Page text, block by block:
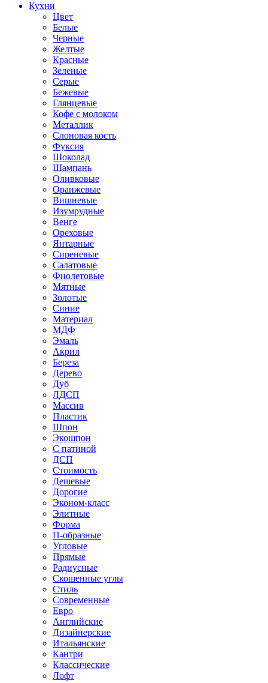
Кухни
Цвет
Белые
Черные
Желтые
Красные
Зеленые
Серые
Бежевые
Глянцевые
Кофе с молоком
Металлик
Слоновая кость
Фуксия
Шоколад
Шампань
Оливковые
Оранжевые
Вишневые
Изумрудные
Венге
Ореховые
Янтарные
Сиреневые
Салатовые
Фиолетовые
Мятные
Золотые
Синие
Материал
МДФ
Эмаль
Акрил
Береза
Дерево
Дуб
ЛДСП
Массив
Пластик
Шпон
Экошпон
С патиной
ДСП
Стоимость
Дешевые
Дорогие
Эконом-класс
Элитные
Форма
П-образные
Угловые
Прямые
Радиусные
Скошенные углы
Стиль
Современные
Евро
Английские
Дизайнерские
Итальянские
Кантри
Классические
Лофт